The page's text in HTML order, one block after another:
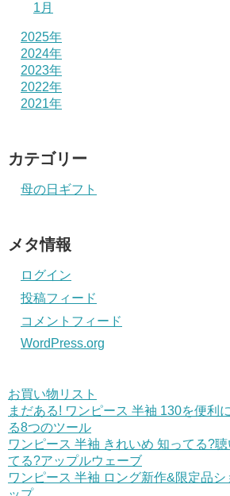
1月
2025年
2024年
2023年
2022年
2021年
カテゴリー
母の日ギフト
メタ情報
ログイン
投稿フィード
コメントフィード
WordPress.org
お買い物リスト
まだある! ワンピース 半袖 130を便利
る8つのツール
ワンピース 半袖 きれいめ 知ってる?聴
てる?アップルウェーブ
ワンピース 半袖 ロング新作&限定品シ